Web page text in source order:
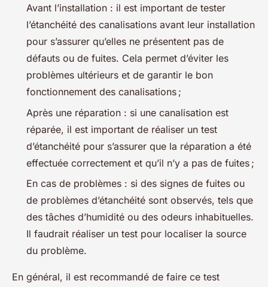
Avant l’installation : il est important de tester
l’étanchéité des canalisations avant leur installation
pour s’assurer qu’elles ne présentent pas de
défauts ou de fuites. Cela permet d’éviter les
problèmes ultérieurs et de garantir le bon
fonctionnement des canalisations ;
Après une réparation : si une canalisation est
réparée, il est important de réaliser un test
d’étanchéité pour s’assurer que la réparation a été
effectuée correctement et qu’il n’y a pas de fuites ;
En cas de problèmes : si des signes de fuites ou
de problèmes d’étanchéité sont observés, tels que
des tâches d’humidité ou des odeurs inhabituelles.
Il faudrait réaliser un test pour localiser la source
du problème.
En général, il est recommandé de faire ce test